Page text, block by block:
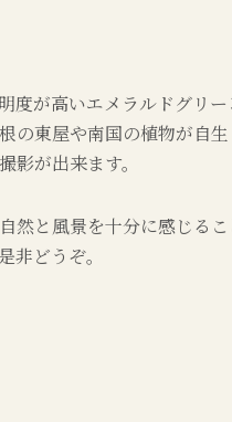
度が高いエメラルドグリ
の東屋や南国の植物が自
影が出来ます。
然と風景を十分に感じる
非どうぞ。